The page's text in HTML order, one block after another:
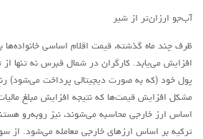
حزب کمونیست ایران
اقلیت
اتحاد سوسیالیستی کارگری
آب‌جو ارزان‌تر از شیر
ظرف چند ماه گذشته، قیمت اقلام اساسی خانواده‌ها
افزایش می‌یابد. کارگران در شمال قبرس نه تنها
پول خود (که به صورت دیجیتالی پرداخت می‌شود)
مشکل افزایش قیمت‌ها که نتیجه افزایش مبلغ
اساس ارز خارجی محاسبه می‌شوند، نیز روبه‌رو
ترکیه بر اساس ارزهای خارجی معامله می‌شود. از